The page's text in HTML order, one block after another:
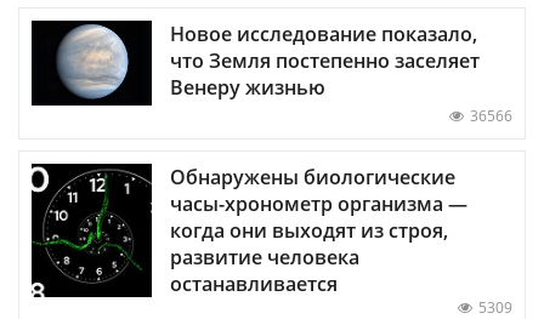
Новое исследование показало,
что Земля постепенно заселяет
Венеру жизнью
36566
Обнаружены биологические
часы-хронометр организма —
когда они выходят из строя,
развитие человека
останавливается
5309